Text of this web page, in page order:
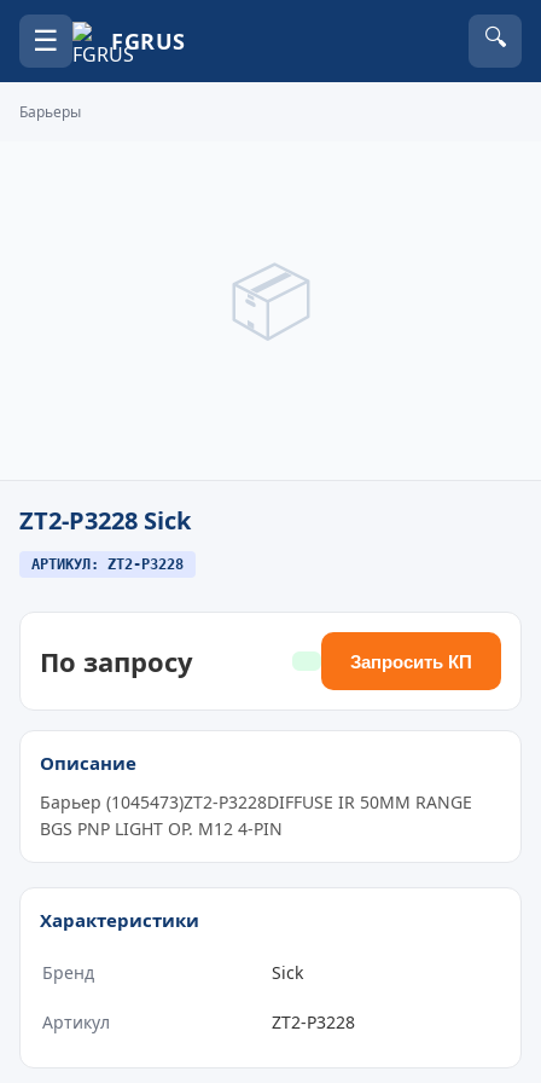
☰ FGRUS 🔍
Барьеры
📦
ZT2-P3228 Sick
АРТИКУЛ: ZT2-P3228
По запросу Запросить КП
Описание
Барьер (1045473)ZT2-P3228DIFFUSE IR 50MM RANGE
BGS PNP LIGHT OP. M12 4-PIN
Характеристики
Бренд Sick
Артикул ZT2-P3228